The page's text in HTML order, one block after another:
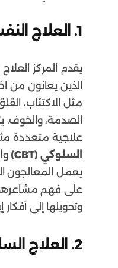
1. العلاج النفسي الفردي:
يقدم المركز
الذين يعانون من
مثل الاكتئاب،
الصدمة، والخوف.
علاجية متعددة
السلوكي (CBT)
و
يعمل المعالجون
على فهم مشاعرهم
وتحويلها إلى أفكار
2. العلاج السلوكي: